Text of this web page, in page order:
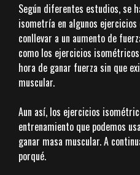
Según diferentes estudios, se
isometría en algunos
conllevar a un aumento de
como los ejercicios
hora de ganar fuerza sin que
muscular.
Aun así, los ejercicios
entrenamiento que podemos
ganar masa muscular. A
porqué.